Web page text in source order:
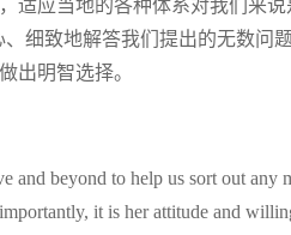
适应当地的各种体系对我们来
细致地解答我们提出的无数
出明智选择。
beyond to help us sort out any
it is her attitude and